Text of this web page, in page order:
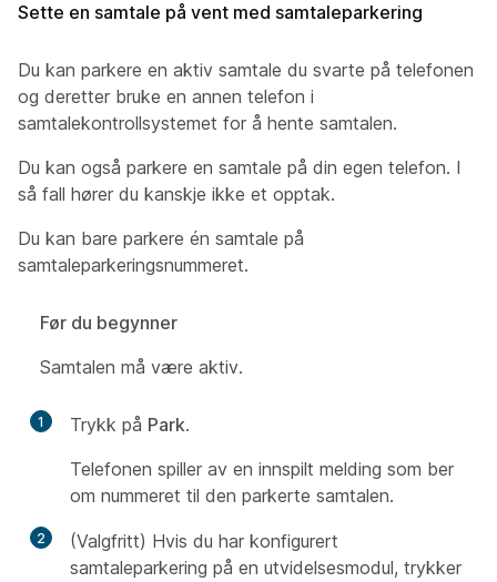
Sette en samtale på vent med samtaleparkering
Du kan parkere en aktiv samtale du svarte på telefonen
og deretter bruke en annen telefon i
samtalekontrollsystemet for å hente samtalen.
Du kan også parkere en samtale på din egen telefon. I
så fall hører du kanskje ikke et opptak.
Du kan bare parkere én samtale på
samtaleparkeringsnummeret.
Før du begynner
Samtalen må være aktiv.
1 Trykk på Park.
Telefonen spiller av en innspilt melding som ber
om nummeret til den parkerte samtalen.
2
(Valgfritt) Hvis du har konfigurert
samtaleparkering på en utvidelsesmodul, trykker